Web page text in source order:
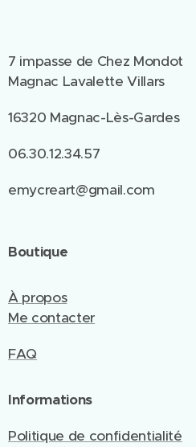
7 impasse de Chez Mondot
Magnac Lavalette Villars
16320 Magnac-Lès-Gardes
06.30.12.34.57
emycreart@gmail.com
Boutique
À propos
Me contacter
FAQ
Informations
Politique de confidentialité